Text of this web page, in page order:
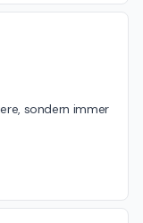
sondern immer